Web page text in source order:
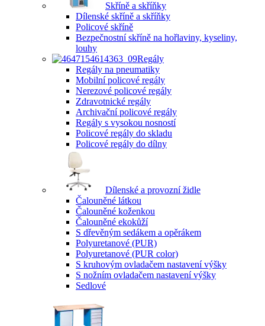
Skříně a skříňky
Dílenské skříně a skříňky
Policové skříně
Bezpečnostní skříně na hořlaviny, kyseliny,
louhy
Regály
Regály na pneumatiky
Mobilní policové regály
Nerezové policové regály
Zdravotnické regály
Archivační policové regály
Regály s vysokou nosností
Policové regály do skladu
Policové regály do dílny
Dílenské a provozní židle
Čalouněné látkou
Čalouněné koženkou
Čalouněné ekokůží
S dřevěným sedákem a opěrákem
Polyuretanové (PUR)
Polyuretanové (PUR color)
S kruhovým ovladačem nastavení výšky
S nožním ovladačem nastavení výšky
Sedlové